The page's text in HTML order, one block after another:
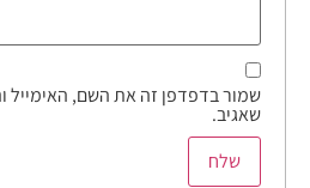
שמור בדפדפן זה את השם, האימייל
שאגיב.